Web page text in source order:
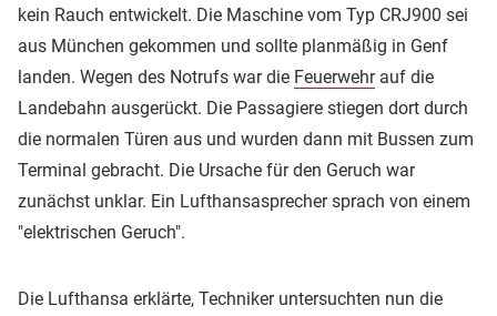
kein Rauch entwickelt. Die Maschine vom Typ CRJ900 sei
aus München gekommen und sollte planmäßig in Genf
landen. Wegen des Notrufs war die Feuerwehrauf die
Landebahn ausgerückt. Die Passagiere stiegen dort durch
die normalen Türen aus und wurden dann mit Bussen zum
Terminal gebracht. Die Ursache für den Geruch war
zunächst unklar. Ein Lufthansasprecher sprach von einem
"elektrischen Geruch".
Die Lufthansa erklärte, Techniker untersuchten nun die